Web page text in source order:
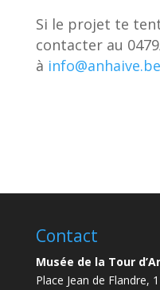
Si le projet te
contacter au
à info@anhaive.be
Contact
Musée de la Tour
Place Jean de Flandre, 1